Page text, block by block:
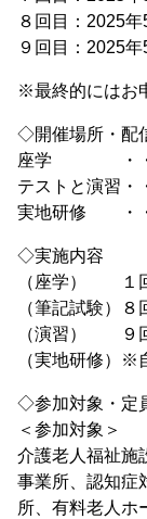
８回目：2025
９回目：2025
※最終的にはお
◇開催場所・配
座学 ・・・
テストと演習・
実地研修 ・・
◇実施内容
（座学） １
（筆記試験）
（演習） ９
（実地研修）※
◇参加対象・定
＜参加対象＞
介護老人福祉施
事業所、認知症
所、有料老人ホ